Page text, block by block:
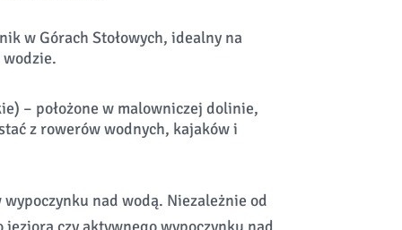
w Górach Stołowych, idealny na
– położone w malowniczej dolinie,
z rowerów wodnych, kajaków i
nad wodą. Niezależnie od